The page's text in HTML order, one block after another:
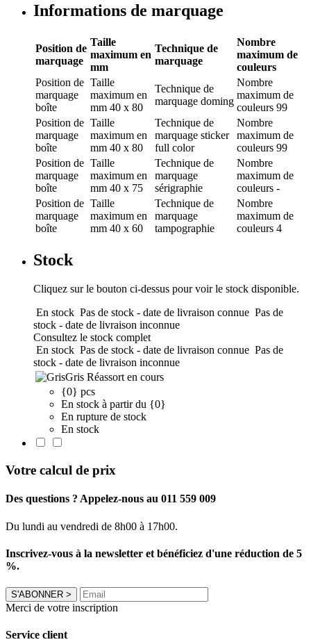
Informations de marquage
Position de
marquage
Taille
maximum en
mm
Technique de
marquage
Nombre
maximum de
couleurs
Position de
marquage
boîte
Taille
maximum en
mm 40 x 80
Technique de
marquage doming
Nombre
maximum de
couleurs 99
Position de
marquage
boîte
Taille
maximum en
mm 40 x 80
Technique de
marquage sticker
full color
Nombre
maximum de
couleurs 99
Position de
marquage
boîte
Taille
maximum en
mm 40 x 75
Technique de
marquage
sérigraphie
Nombre
maximum de
couleurs -
Position de
marquage
boîte
Taille
maximum en
mm 40 x 60
Technique de
marquage
tampographie
Nombre
maximum de
couleurs 4
Stock
Cliquez sur le bouton ci-dessus pour voir le stock disponible.
En stock Pas de stock - date de livraison connue Pas de
stock - date de livraison inconnue
Consultez le stock complet
En stock Pas de stock - date de livraison connue Pas de
stock - date de livraison inconnue
Gris Réassort en cours
{0} pcs
En stock à partir du {0}
En rupture de stock
En stock
Votre calcul de prix
Des questions ? Appelez-nous au 011 559 009
Du lundi au vendredi de 8h00 à 17h00.
Inscrivez-vous à la newsletter et bénéficiez d'une réduction de 5
%.
S'ABONNER >
Merci de votre inscription
Service client